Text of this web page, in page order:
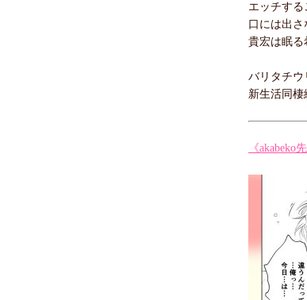
エッチす
口には出
貴宏は眠
バリタチウ
新生活同棲
《